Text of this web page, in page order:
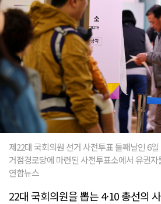
제22대 국회의원 선거 사전투표 둘째날인 6
거점경로당에 마련된 사전투표소에서 유권
연합뉴스
22대 국회의원을 뽑는 4·10 총선의